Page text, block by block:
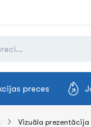
preces
Vizuāla prezentācija